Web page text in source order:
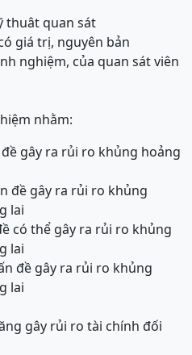
thuât quan sát
giá trị, nguyên bản
nghiệm, của quan sát viên
nhằm:
gây ra rủi ro khủng hoảng
đề gây ra rủi ro khủng
lai
có thể gây ra rủi ro khủng
lai
đề gây ra rủi ro khủng
lai
gây rủi ro tài chính đối